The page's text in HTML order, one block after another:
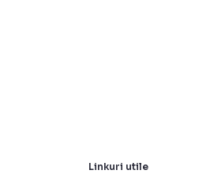
Linkuri utile